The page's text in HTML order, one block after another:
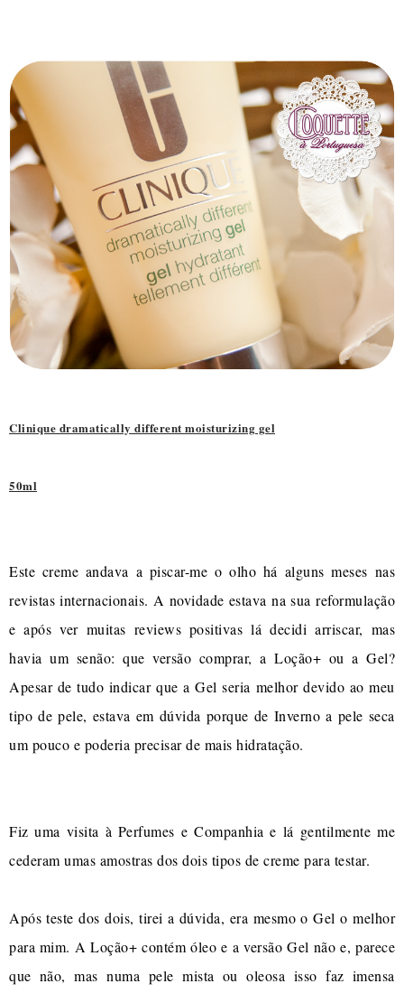
Clinique dramatically different moisturizing gel
50ml
Este creme andava a piscar-me o olho há alguns meses nas
revistas internacionais. A novidade estava na sua reformulação
e após ver muitas reviews positivas lá decidi arriscar, mas
havia um senão: que versão comprar, a Loção+ ou a Gel?
Apesar de tudo indicar que a Gel seria melhor devido ao meu
tipo de pele, estava em dúvida porque de Inverno a pele seca
um pouco e poderia precisar de mais hidratação.
Fiz uma visita à Perfumes e Companhia e lá gentilmente me
cederam umas amostras dos dois tipos de creme para testar.
Após teste dos dois, tirei a dúvida, era mesmo o Gel o melhor
para mim. A Loção+ contém óleo e a versão Gel não e, parece
que não, mas numa pele mista ou oleosa isso faz imensa